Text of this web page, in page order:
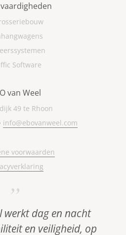
Software
van Weel
49 te Rhoon
info@ebovanweel.com
voorwaarden
werkt dag en nacht
en veiligheid, op